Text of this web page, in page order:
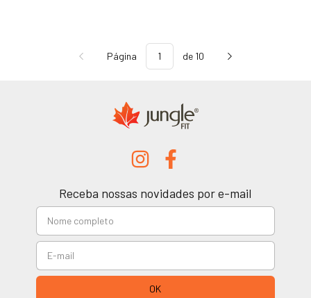
Página de 10
Receba nossas novidades por e-mail